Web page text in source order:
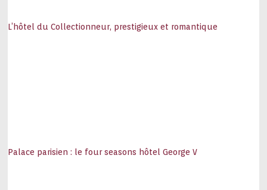
L’hôtel du Collectionneur, prestigieux et romantique
Palace parisien : le four seasons hôtel George V